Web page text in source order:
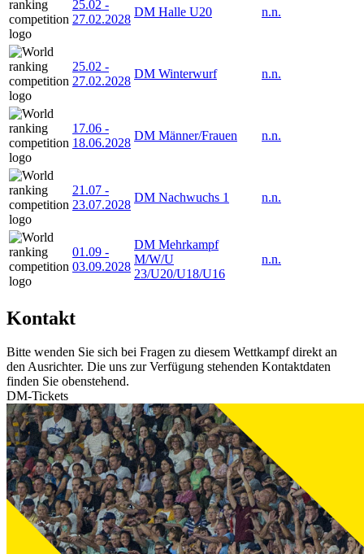
25.02 -
27.02.2028
DM Halle U20 n.n.
25.02 -
27.02.2028
DM Winterwurf n.n.
17.06 -
18.06.2028
DM Männer/Frauen n.n.
21.07 -
23.07.2028
DM Nachwuchs 1 n.n.
01.09 -
03.09.2028
DM Mehrkampf
M/W/U
23/U20/U18/U16
n.n.
Kontakt
Bitte wenden Sie sich bei Fragen zu diesem Wettkampf direkt an
den Ausrichter. Die uns zur Verfügung stehenden Kontaktdaten
finden Sie obenstehend.
DM-Tickets